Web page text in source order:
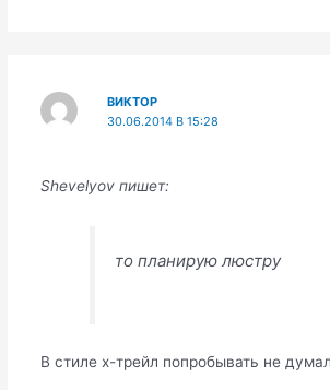
ВИКТОР
30.06.2014 В 15:28
Shevelyov пишет:
то планирую люстру
В стиле х-трейл попробывать не